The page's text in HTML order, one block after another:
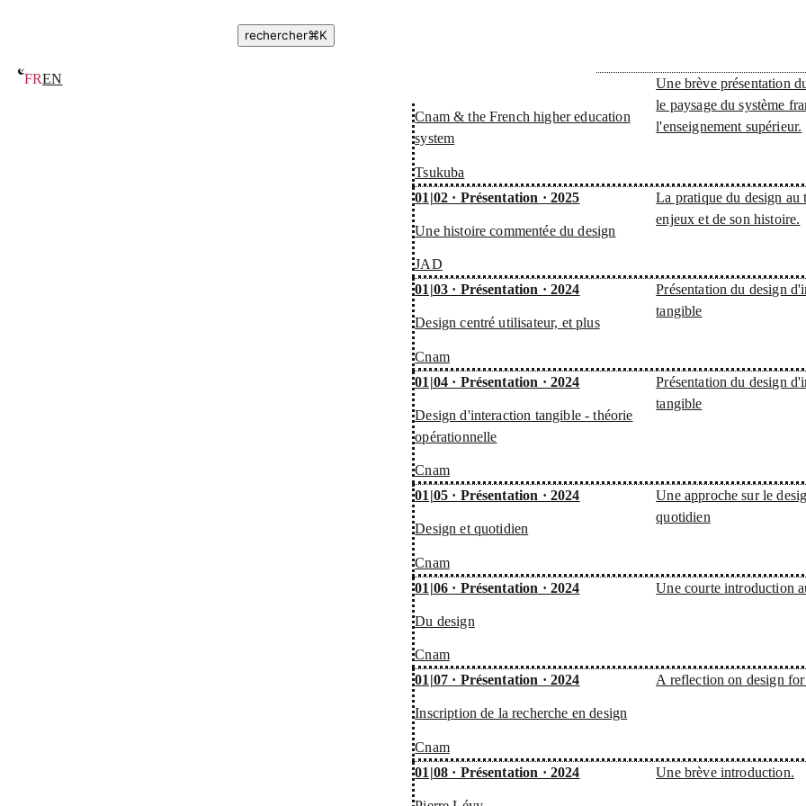
rechercher⌘K
FREN
Cnam & the French higher education
system
Tsukuba
Une brève présentation
le paysage du système
l'enseignement supérieur.
01|02 · Présentation · 2025
Une histoire commentée du design
JAD
La pratique du design au
enjeux et de son histoire.
01|03 · Présentation · 2024
Design centré utilisateur, et plus
Cnam
Présentation du design
tangible
01|04 · Présentation · 2024
Design d'interaction tangible - théorie
opérationnelle
Cnam
Présentation du design
tangible
01|05 · Présentation · 2024
Design et quotidien
Cnam
Une approche sur le
quotidien
01|06 · Présentation · 2024
Du design
Cnam
Une courte introduction
01|07 · Présentation · 2024
Inscription de la recherche en design
Cnam
A reflection on design
01|08 · Présentation · 2024 Une brève introduction.